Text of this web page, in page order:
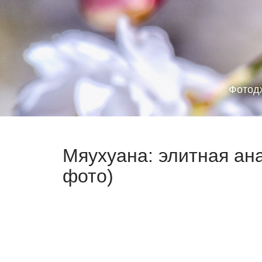
Мяухуана: элитная
фото)